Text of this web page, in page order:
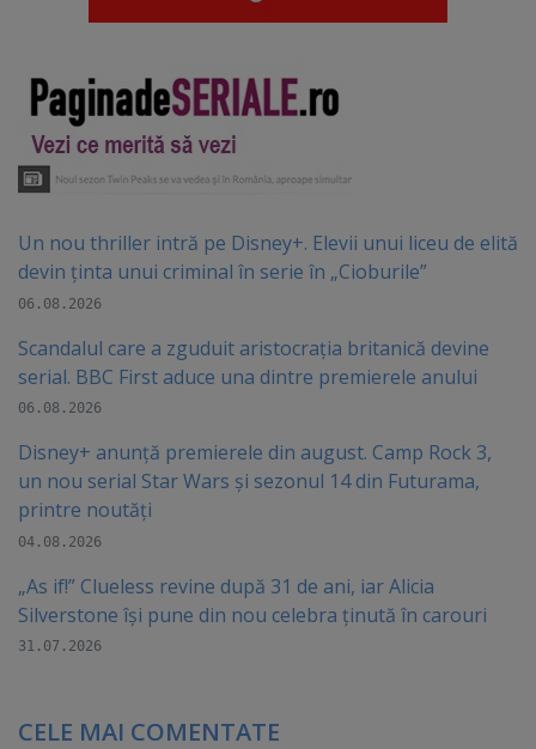
Un nou thriller intră pe Disney+. Elevii unui liceu de elită
devin ținta unui criminal în serie în „Cioburile”
06.08.2026
Scandalul care a zguduit aristocrația britanică devine
serial. BBC First aduce una dintre premierele anului
06.08.2026
Disney+ anunță premierele din august. Camp Rock 3,
un nou serial Star Wars și sezonul 14 din Futurama,
printre noutăți
04.08.2026
„As if!” Clueless revine după 31 de ani, iar Alicia
Silverstone își pune din nou celebra ținută în carouri
31.07.2026
CELE MAI COMENTATE